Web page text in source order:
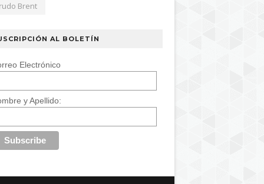
Brent
AL BOLETÍN
Electrónico
y Apellido: